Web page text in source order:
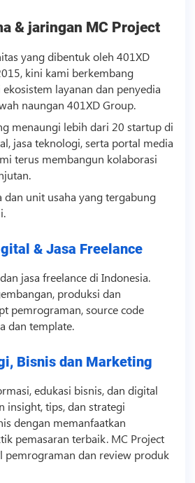
& jaringan MC Project
yang dibentuk oleh 401XD
kini kami berkembang
layanan dan penyedia
naungan 401XD Group.
menaungi lebih dari 20 startup di
jasa teknologi, serta portal media
terus membangun kolaborasi
dan unit usaha yang tergabung
& Jasa Freelance
jasa freelance di Indonesia.
produksi dan
pemrograman,source code
dan template.
Bisnis dan Marketing
edukasi bisnis, dan digital
insight, tips, dan strategi
dengan memanfaatkan
pemasaran terbaik. MC Project
pemrograman dan review produk